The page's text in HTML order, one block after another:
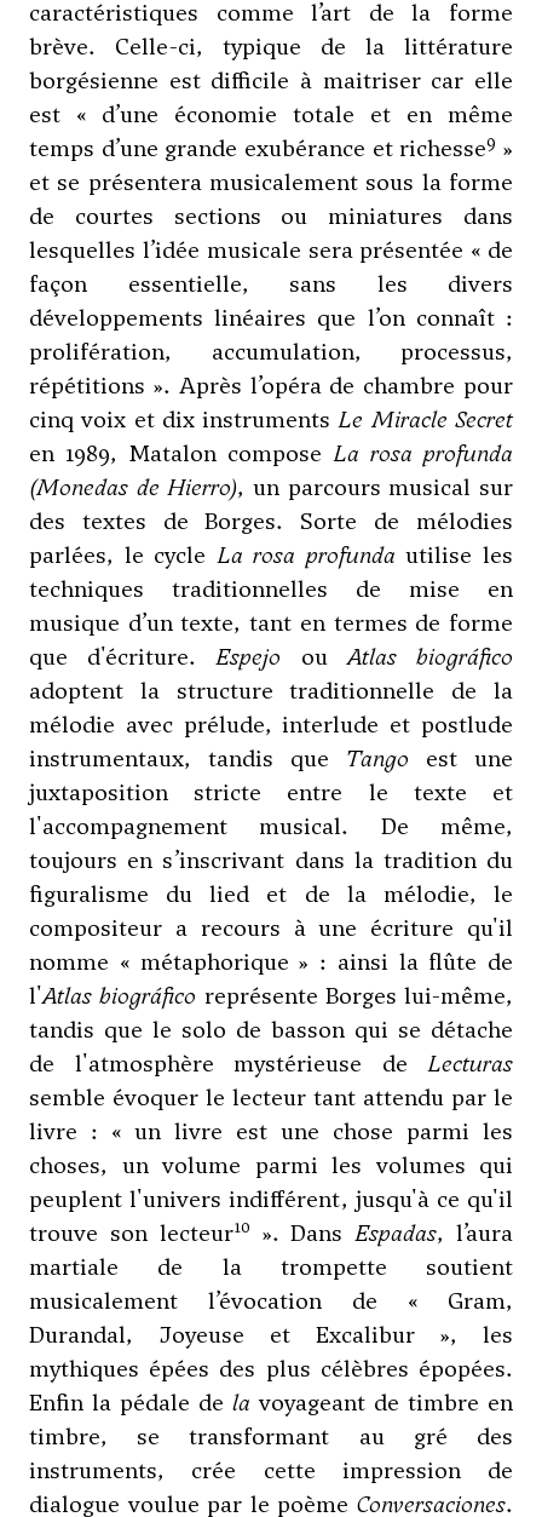
caractéristiques comme l’art de la forme
brève. Celle-ci, typique de la littérature
borgésienne est difficile à maitriser car elle
est « d’une économie totale et en même
temps d’une grande exubérance et richesse9 »
et se présentera musicalement sous la forme
de courtes sections ou miniatures dans
lesquelles l’idée musicale sera présentée « de
façon essentielle, sans les divers
développements linéaires que l’on connaît :
prolifération, accumulation, processus,
répétitions ». Après l’opéra de chambre pour
cinq voix et dix instrumentsLe Miracle Secret
en 1989, Matalon compose La rosa profunda
(Monedas de Hierro), un parcours musical sur
des textes de Borges. Sorte de mélodies
parlées, le cycle La rosa profunda utilise les
techniques traditionnelles de mise en
musique d’un texte, tant en termes de forme
que d'écriture.Espejo ouAtlas biográfico
adoptent la structure traditionnelle de la
mélodie avec prélude, interlude et postlude
instrumentaux, tandis que Tango est une
juxtaposition stricte entre le texte et
l'accompagnement musical. De même,
toujours en s’inscrivant dans la tradition du
figuralisme du lied et de la mélodie, le
compositeur a recours à une écriture qu'il
nomme « métaphorique » : ainsi la flûte de
l'Atlas biográfico représente Borges lui-même,
tandis que le solo de basson qui se détache
de l'atmosphère mystérieuse de Lecturas
semble évoquer le lecteur tant attendu par le
livre : « un livre est une chose parmi les
choses, un volume parmi les volumes qui
peuplent l'univers indifférent, jusqu'à ce qu'il
trouve son lecteur10 ». DansEspadas, l’aura
martiale de la trompette soutient
musicalement l’évocation de « Gram,
Durandal, Joyeuse et Excalibur », les
mythiques épées des plus célèbres épopées.
Enfin la pédale de la voyageant de timbre en
timbre, se transformant au gré des
instruments, crée cette impression de
dialogue voulue par le poème Conversaciones.